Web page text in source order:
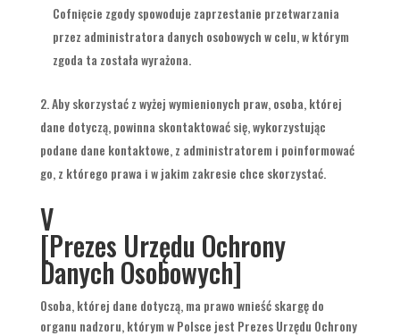
Cofnięcie zgody spowoduje zaprzestanie przetwarzania
przez administratora danych osobowych w celu, w którym
zgoda ta została wyrażona.
Aby skorzystać z wyżej wymienionych praw, osoba, której
dane dotyczą, powinna skontaktować się, wykorzystując
podane dane kontaktowe, z administratorem i poinformować
go, z którego prawa i w jakim zakresie chce skorzystać.
V
[Prezes Urzędu Ochrony
Danych Osobowych]
Osoba, której dane dotyczą, ma prawo wnieść skargę do
organu nadzoru, którym w Polsce jest Prezes Urzędu Ochrony